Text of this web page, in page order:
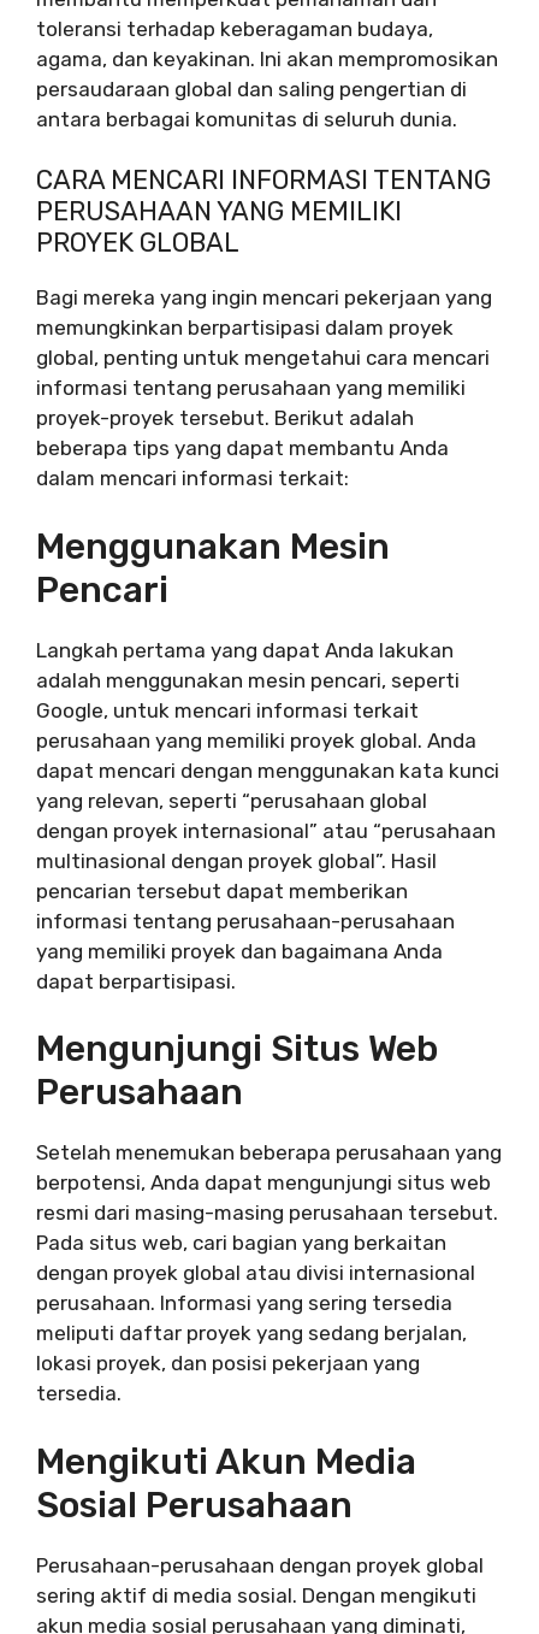
toleransi terhadap keberagaman budaya,
agama, dan keyakinan. Ini akan mempromosikan
persaudaraan global dan saling pengertian di
antara berbagai komunitas di seluruh dunia.
CARA MENCARI INFORMASI TENTANG
PERUSAHAAN YANG MEMILIKI
PROYEK GLOBAL
Bagi mereka yang ingin mencari pekerjaan yang
memungkinkan berpartisipasi dalam proyek
global, penting untuk mengetahui cara mencari
informasi tentang perusahaan yang memiliki
proyek-proyek tersebut. Berikut adalah
beberapa tips yang dapat membantu Anda
dalam mencari informasi terkait:
Menggunakan Mesin
Pencari
Langkah pertama yang dapat Anda lakukan
adalah menggunakan mesin pencari, seperti
Google, untuk mencari informasi terkait
perusahaan yang memiliki proyek global. Anda
dapat mencari dengan menggunakan kata kunci
yang relevan, seperti “perusahaan global
dengan proyek internasional” atau “perusahaan
multinasional dengan proyek global”. Hasil
pencarian tersebut dapat memberikan
informasi tentang perusahaan-perusahaan
yang memiliki proyek dan bagaimana Anda
dapat berpartisipasi.
Mengunjungi Situs Web
Perusahaan
Setelah menemukan beberapa perusahaan yang
berpotensi, Anda dapat mengunjungi situs web
resmi dari masing-masing perusahaan tersebut.
Pada situs web, cari bagian yang berkaitan
dengan proyek global atau divisi internasional
perusahaan. Informasi yang sering tersedia
meliputi daftar proyek yang sedang berjalan,
lokasi proyek, dan posisi pekerjaan yang
tersedia.
Mengikuti Akun Media
Sosial Perusahaan
Perusahaan-perusahaan dengan proyek global
sering aktif di media sosial. Dengan mengikuti
akun media sosial perusahaan yang diminati,